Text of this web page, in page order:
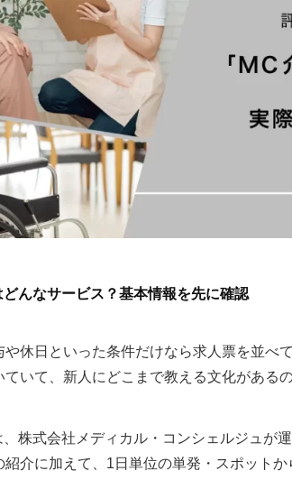
どんなサービス？基本情報を先に確認
や休日といった条件だけなら求人票を並べ
いて、新人にどこまで教える文化がある
株式会社メディカル・コンシェルジュが
介に加えて、1日単位の単発・スポット